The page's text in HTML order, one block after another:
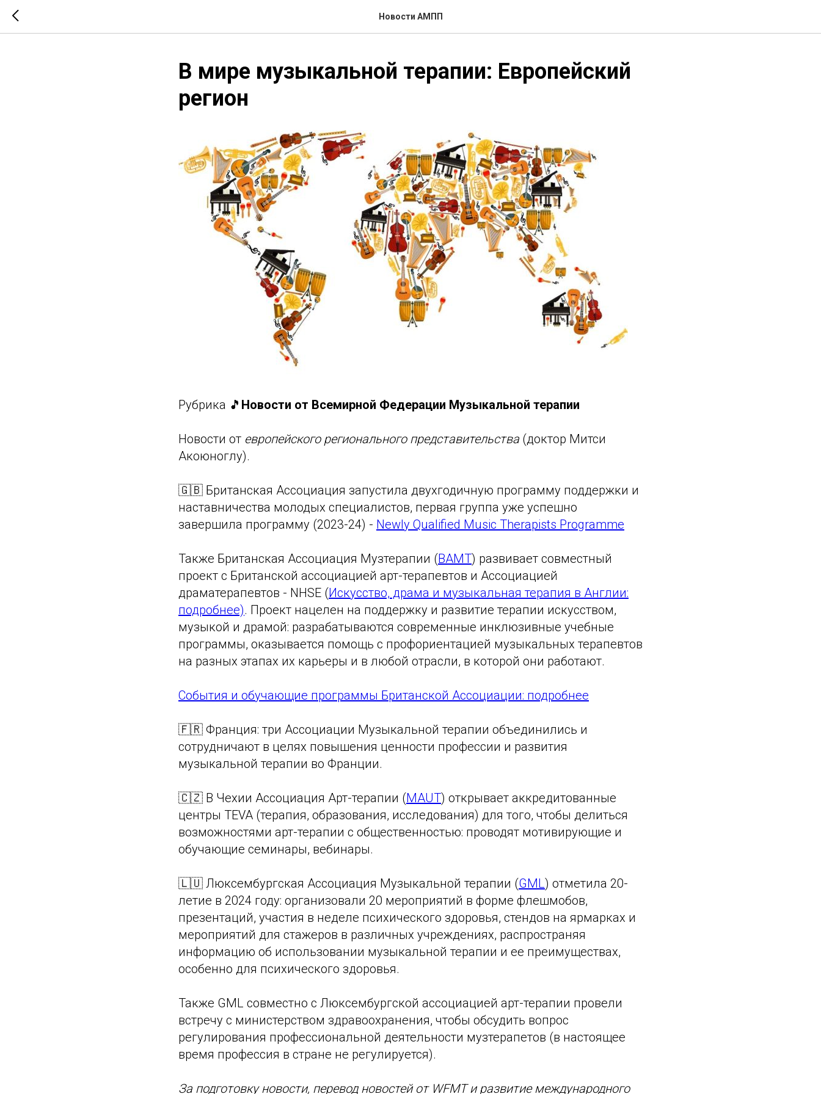
Новости АМПП
В мире музыкальной терапии: Европейский
регион
Рубрика 🎵 Новости от Всемирной Федерации Музыкальной терапии
Новости от европейского регионального представительства (доктор Митси
Акоюноглу).
🇬🇧 Британская Ассоциация запустила двухгодичную программу поддержки и
наставничества молодых специалистов, первая группа уже успешно
завершила программу (2023-24) - Newly Qualified Music Therapists Programme
Также Британская Ассоциация Музтерапии (BAMT) развивает совместный
проект c Британской ассоциацией арт-терапевтов и Ассоциацией
драматерапевтов - NHSE (Искусство, драма и музыкальная терапия в Англии:
подробнее). Проект нацелен на поддержку и развитие терапии искусством,
музыкой и драмой: разрабатываются современные инклюзивные учебные
программы, оказывается помощь с профориентацией музыкальных терапевтов
на разных этапах их карьеры и в любой отрасли, в которой они работают.
События и обучающие программы Британской Ассоциации: подробнее
🇫🇷 Франция: три Ассоциации Музыкальной терапии объединились и
сотрудничают в целях повышения ценности профессии и развития
музыкальной терапии во Франции.
🇨🇿 В Чехии Ассоциация Арт-терапии (MAUT) открывает аккредитованные
центры TEVA (терапия, образования, исследования) для того, чтобы делиться
возможностями арт-терапии с общественностью: проводят мотивирующие и
обучающие семинары, вебинары.
🇱🇺 Люксембургская Ассоциация Музыкальной терапии (GML) отметила 20-
летие в 2024 году: организовали 20 мероприятий в форме флешмобов,
презентаций, участия в неделе психического здоровья, стендов на ярмарках и
мероприятий для стажеров в различных учреждениях, распространяя
информацию об использовании музыкальной терапии и ее преимуществах,
особенно для психического здоровья.
Также GML совместно с Люксембургской ассоциацией арт-терапии провели
встречу с министерством здравоохранения, чтобы обсудить вопрос
регулирования профессиональной деятельности музтерапетов (в настоящее
время профессия в стране не регулируется).
За подготовку новости, перевод новостей от WFMT и развитие международного